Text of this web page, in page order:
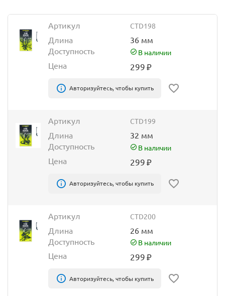
Артикул CTD198
Длина
36 мм
Доступность
В наличии
Цена 299₽
Авторизуйтесь, чтобы купить
Артикул CTD199
Длина
32 мм
Доступность
В наличии
Цена 299₽
Авторизуйтесь, чтобы купить
Артикул CTD200
Длина
26 мм
Доступность
В наличии
Цена 299₽
Авторизуйтесь, чтобы купить